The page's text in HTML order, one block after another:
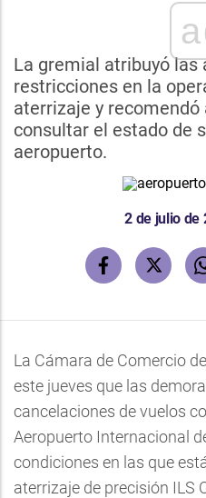
La gremial atribuyó las
restricciones en la
aterrizaje y recomendó
consultar el estado de
aeropuerto.
2 de julio de
La Cámara de Comercio
este jueves que las
cancelaciones de vuelos
Aeropuerto Internacional
condiciones en las que
aterrizaje de precisión ILS